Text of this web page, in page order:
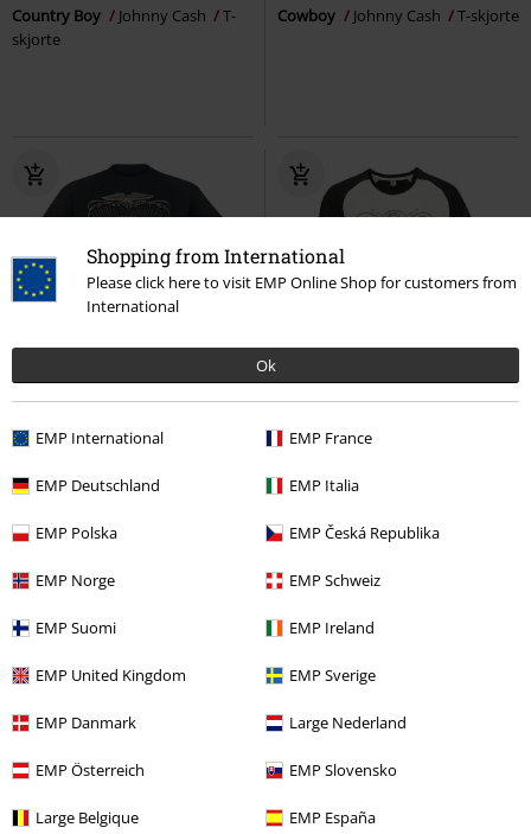
Shopping from International
Please click here to visit EMP Online Shop for customers from
International
Ok
EMP International EMP France
EMP Deutschland EMP Italia
EMP Polska EMP Česká Republika
EMP Norge EMP Schweiz
EMP Suomi EMP Ireland
EMP United Kingdom EMP Sverige
EMP Danmark Large Nederland
EMP Österreich EMP Slovensko
Large Belgique EMP España
Country Boy Johnny Cash
T-
skjorte
Cowboy Johnny Cash T-skjorte
14% RABATT
Lite igjen på lager
Fra kr 297,00
T-skjorte
Lite igjen på lager Store størrelser
kr 479,00
Johnny Cash